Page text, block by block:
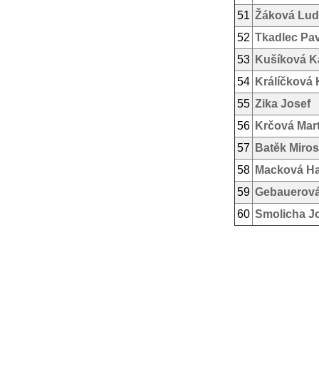
51 Žáková
52 Tkadlec
53 Kušíková
54 Králíčková
55 Zika Josef
56 Krčová
57
Batěk
58 Macková
59
60 Smolicha